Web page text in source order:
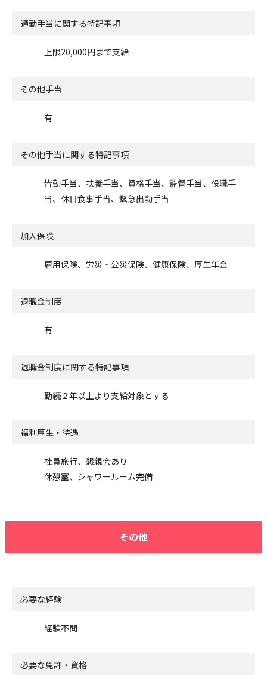
通勤手当に関する特記事項
上限20,000円まで支給
その他手当
有
その他手当に関する特記事項
皆勤手当、扶養手当、資格手当、監督手当、役職手
当、休日食事手当、緊急出動手当
加入保険
雇用保険、労災・公災保険、健康保険、厚生年金
退職金制度
有
退職金制度に関する特記事項
勤続２年以上より支給対象とする
福利厚生・待遇
社員旅行、懇親会あり
休憩室、シャワールーム完備
その他
必要な経験
経験不問
必要な免許・資格